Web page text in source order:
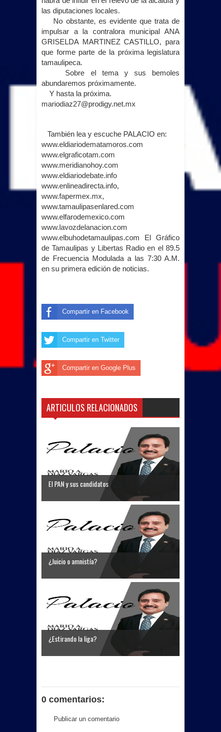
las diputaciones locales.
No obstante, es evidente que trata de
impulsar a la contralora municipal ANA
GRISELDA MARTINEZ CASTILLO, para
que forme parte de la próxima legislatura
tamaulipeca.
Sobre el tema y sus bemoles
abundaremos próximamente.
Y hasta la próxima.
mariodiaz27@prodigy.net.mx
También lea y escuche PALACIO en:
www.eldiariodematamoros.com
www.elgraficotam.com
www.meridianohoy.com
www.eldiariodebate.info
www.enlineadirecta.info,
www.fapermex.mx,
www.tamaulipasenlared.com
www.elfarodemexico.com
www.lavozdelanacion.com
www.elbuhodetamaulipas.com El Gráfico
de Tamaulipas y Libertas Radio en el 89.5
de Frecuencia Modulada a las 7:30 A.M.
en su primera edición de noticias.
Compartir en Facebook
Compartir en Twitter
Compartir en Google Plus
ARTICULOS RELACIONADOS
El PAN y sus candidatos
¿Juicio o amnistía?
¿Estirando la liga?
0 comentarios:
Publicar un comentario